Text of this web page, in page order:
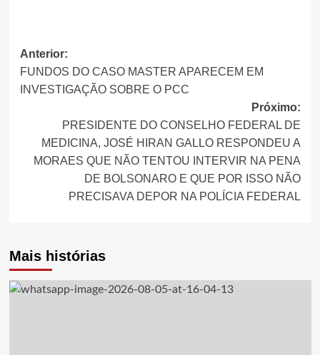
Navegação
de
artigos
Anterior:
FUNDOS DO CASO MASTER APARECEM EM
INVESTIGAÇÃO SOBRE O PCC
Próximo:
PRESIDENTE DO CONSELHO FEDERAL DE
MEDICINA, JOSÉ HIRAN GALLO RESPONDEU A
MORAES QUE NÃO TENTOU INTERVIR NA PENA
DE BOLSONARO E QUE POR ISSO NÃO
PRECISAVA DEPOR NA POLÍCIA FEDERAL
Mais histórias